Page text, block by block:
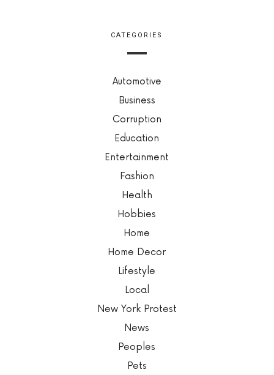
CATEGORIES
Automotive
Business
Corruption
Education
Entertainment
Fashion
Health
Hobbies
Home
Home Decor
Lifestyle
Local
New York Protest
News
Peoples
Pets